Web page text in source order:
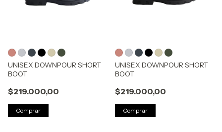
UNISEX DOWNPOUR SHORT
BOOT
$219.000,00
Comprar
UNISEX DOWNPOUR SHORT
BOOT
$219.000,00
Comprar